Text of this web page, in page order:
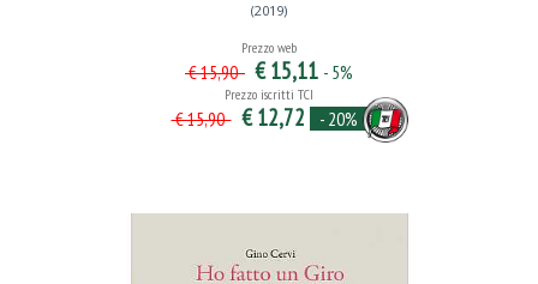
(2019)
Prezzo web
€ 15,90 € 15,11 - 5%
Prezzo iscritti TCI
€ 15,90 € 12,72 - 20%